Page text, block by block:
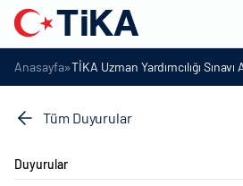
Anasayfa»TİKA Uzman Yardımcılığı
Tüm Duyurular
Duyurular